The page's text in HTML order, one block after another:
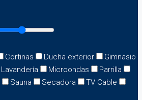
Cortinas Ducha exterior
Gimnasio
Lavandería Microondas
Parrilla
Sauna Secadora
TV Cable